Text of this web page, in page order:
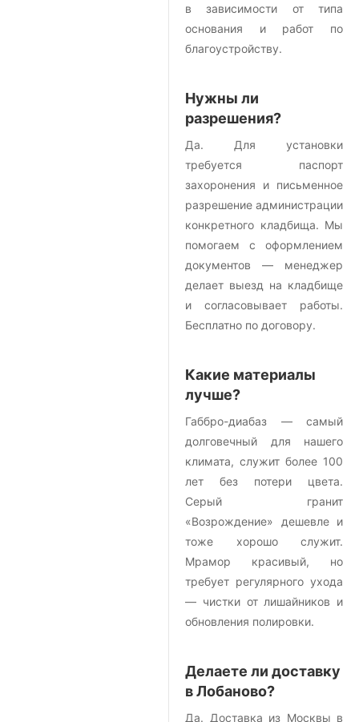
в зависимости от типа
основания и работ по
благоустройству.
Нужны ли
разрешения?
Да. Для установки
требуется паспорт
захоронения и письменное
разрешение администрации
конкретного кладбища. Мы
помогаем с оформлением
документов — менеджер
делает выезд на кладбище
и согласовывает работы.
Бесплатно по договору.
Какие материалы
лучше?
Габбро-диабаз — самый
долговечный для нашего
климата, служит более 100
лет без потери цвета.
Серый гранит
«Возрождение» дешевле и
тоже хорошо служит.
Мрамор красивый, но
требует регулярного ухода
— чистки от лишайников и
обновления полировки.
Делаете ли доставку
в Лобаново?
Да. Доставка из Москвы в